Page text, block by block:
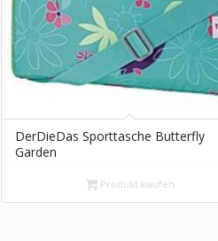
DerDieDas Sporttasche Butterfly
Garden
Produkt kaufen